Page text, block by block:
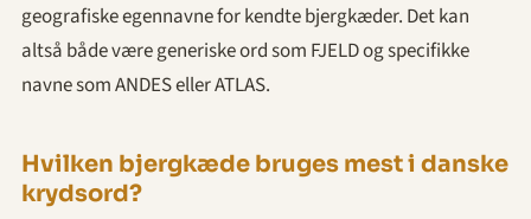
geografiske egennavne for kendte bjergkæder. Det kan
altså både være generiske ord som FJELD og specifikke
navne som ANDES eller ATLAS.
Hvilken bjergkæde bruges mest i danske
krydsord?